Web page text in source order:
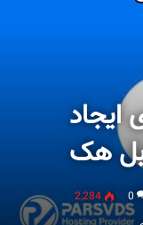
ایجاد
هک
0
2,284